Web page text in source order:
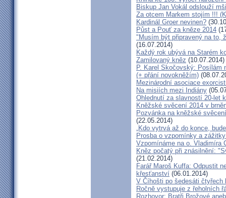
Biskup Jan Vokál odslouží
Za otcem Markem stojím !!!
Kardinál Groer nevinen?
Půst a Pouť za kněze 2014
"Musím být připravený na to,
(16.07.2014)
Každý rok ubývá na Starém
Zamilovaný kněz (10.07.2014)
P. Karel Skočovský: Posílám
(+ přání novokněžím)
Mezinárodní asociace
Na misiích mezi Indiány
Ohlednutí za slavností 20-let
Kněžské svěcení 2014 v
Pozvánka na kněžské
(22.05.2014)
„Kdo vytrvá až do konce,
Prosba o vzpomínky a
Vzpomínáme na o. Vladimíra
Kněz počatý při znásilnění:
(21.02.2014)
Farář Maroš Kuffa: Odpustit
křesťanství (06.01.2014)
V Číhošti po šedesáti čtyřech
Ročně vystupuje z řeholních
Rozhovor: Bratři Brožové